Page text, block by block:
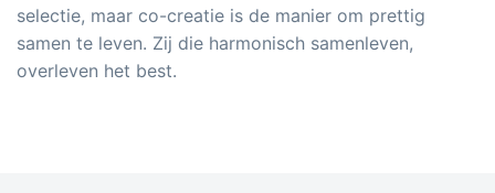
selectie, maar co-creatie is de manier om prettig
samen te leven. Zij die harmonisch samenleven,
overleven het best.